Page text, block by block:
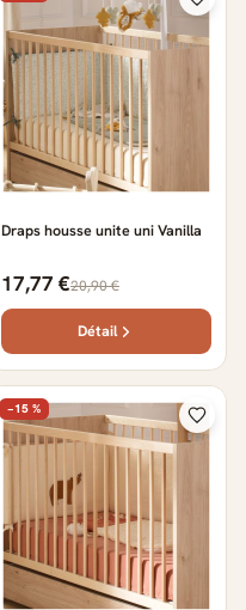
Draps housse unite uni Vanilla
17,77 €20,90 €
Détail
−15 %